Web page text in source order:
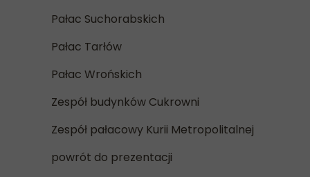
Pałac Suchorabskich
Pałac Tarłów
Pałac Wrońskich
Zespół budynków Cukrowni
Zespół pałacowy Kurii Metropolitalnej
powrót do prezentacji